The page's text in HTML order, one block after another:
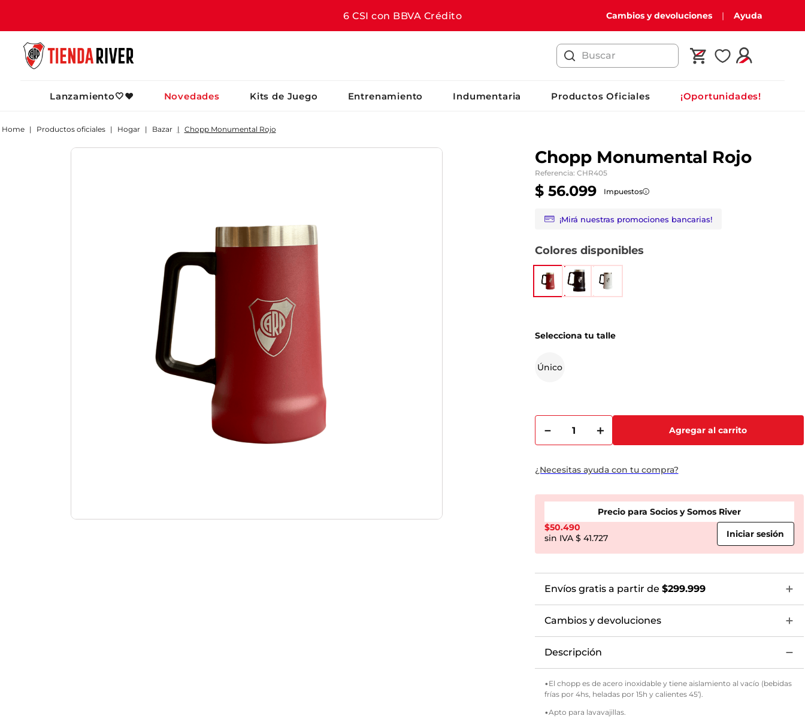
6 CSI con BBVA Crédito Cambios y devoluciones Ayuda
Buscar
Lanzamiento🤍❤️ Novedades Kits de Juego Entrenamiento Indumentaria Productos Oficiales ¡Oportunidades!
Productos oficiales Hogar Bazar Chopp Monumental Rojo
Chopp Monumental Rojo
Referencia: CHR405
$ 56.099 Impuestos
¡Mirá nuestras promociones bancarias!
Colores disponibles
Selecciona tu talle
Único
＋
－ Agregar al carrito
¿Necesitas ayuda con tu compra?
Precio para Socios y Somos River
$50.490
$ 41.727
Envíos gratis a partir de $299.999
Cambios y devoluciones
Descripción
•El chopp es de acero inoxidable y tiene aislamiento al vacío (bebidas
frías por 4hs, heladas por 15h y calientes 45’).
•Apto para lavavajillas.
1.
camiseta
camiseta river
bolso